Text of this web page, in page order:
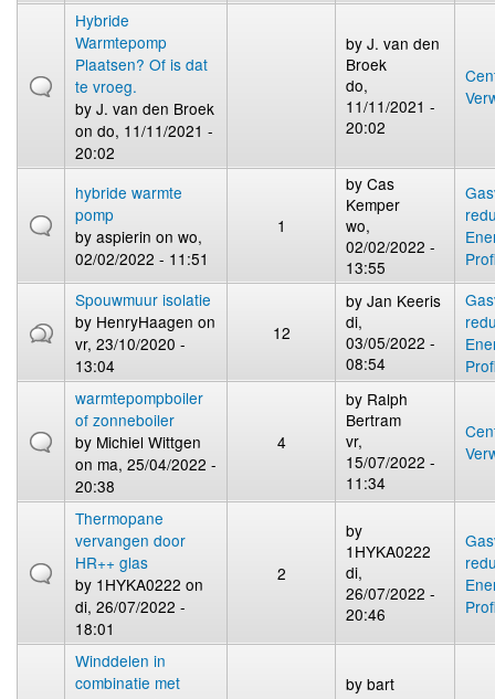
Hybride
Warmtepomp
Plaatsen? Of is dat
te vroeg.
by J. van den Broek
on do, 11/11/2021 -
20:02
by J. van den
Broek
do,
11/11/2021 -
20:02
hybride warmte
pomp
by aspierin on wo,
02/02/2022 - 11:51
1
by Cas
Kemper
wo,
02/02/2022 -
13:55
Spouwmuur isolatie
by HenryHaagen on
vr, 23/10/2020 -
13:04
12
by Jan Keeris
di,
03/05/2022 -
08:54
warmtepompboiler
of zonneboiler
by Michiel Wittgen
on ma, 25/04/2022 -
20:38
4
by Ralph
Bertram
vr,
15/07/2022 -
11:34
Thermopane
vervangen door
HR++ glas
by 1HYKA0222 on
di, 26/07/2022 -
18:01
2
by
1HYKA0222
di,
26/07/2022 -
20:46
Winddelen in
combinatie met
by bart